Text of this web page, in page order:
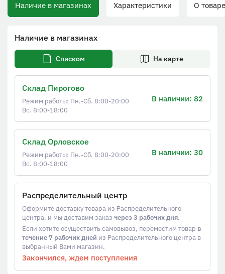
Наличие в магазинах Характеристики О товаре
Наличие в магазинах
Списком На карте
Склад Пирогово
Режим работы: Пн.-Сб. 8:00-20:00
Вс. 8:00-18:00
В наличии: 82
Склад Орловское
Режим работы: Пн.-Сб. 8:00-20:00
Вс. 8:00-18:00
В наличии: 30
Распределительный центр
Оформите доставку товара из Распределительного
центра, и мы доставим заказ через 3 рабочих дня.
Если хотите осуществить самовывоз, переместим товар в
течение 7 рабочих дней из Распределительного центра в
выбранный Вами магазин.
Закончился, ждем поступления